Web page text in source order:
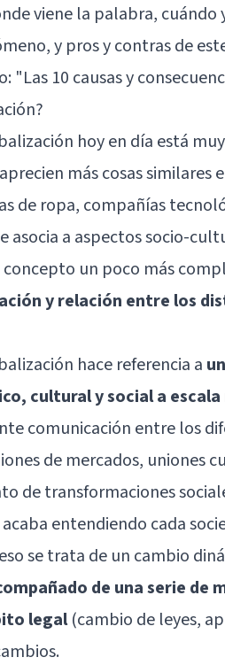
viene la palabra, cuándo
y pros y contras de
"Las 10 causas y
hoy en día está
más cosas similares
de ropa, compañías
asocia a aspectos socio-
un poco más
y relación entre los
hace referencia a
cultural y social a escala
comunicación entre los
de mercados, uniones
de transformaciones
acaba entendiendo cada
se trata de un cambio
de una serie de
legal(cambio de leyes,